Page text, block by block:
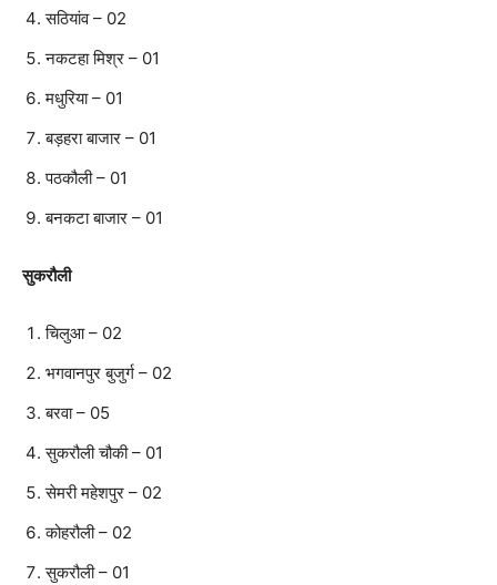
सठियांव – 02
नकटहा मिश्र – 01
मधुरिया – 01
बड़हरा बाजार – 01
पठकौली – 01
बनकटा बाजार – 01
सुकरौली
चिलुआ – 02
भगवानपुर बुजुर्ग – 02
बरवा – 05
सुकरौली चौकी – 01
सेमरी महेशपुर – 02
कोहरौली – 02
सुकरौली – 01